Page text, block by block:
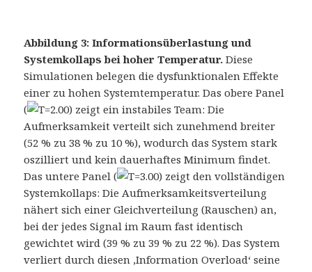
Abbildung 3: Informationsüberlastung und
Systemkollaps bei hoher Temperatur. Diese
Simulationen belegen die dysfunktionalen Effekte
einer zu hohen Systemtemperatur. Das obere Panel
(
) zeigt ein instabiles Team: Die
Aufmerksamkeit verteilt sich zunehmend breiter
(52 % zu 38 % zu 10 %), wodurch das System stark
oszilliert und kein dauerhaftes Minimum findet.
Das untere Panel (
) zeigt den vollständigen
Systemkollaps: Die Aufmerksamkeitsverteilung
nähert sich einer Gleichverteilung (Rauschen) an,
bei der jedes Signal im Raum fast identisch
gewichtet wird (39 % zu 39 % zu 22 %). Das System
verliert durch diesen ‚Information Overload‘ seine